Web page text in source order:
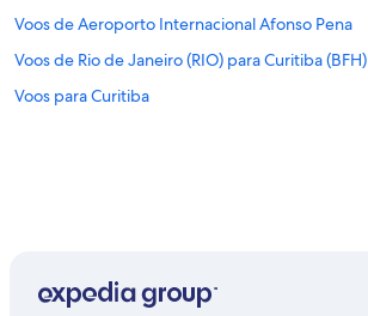
Voos de Aeroporto Internacional Afonso Pena
Voos de Rio de Janeiro (RIO) para Curitiba (BFH)
Voos para Curitiba